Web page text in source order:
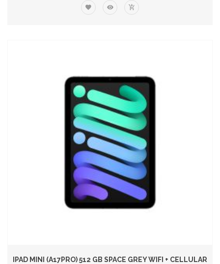
IPAD MINI (A17PRO) 512 GB SPACE GREY WIFI + CELLULAR